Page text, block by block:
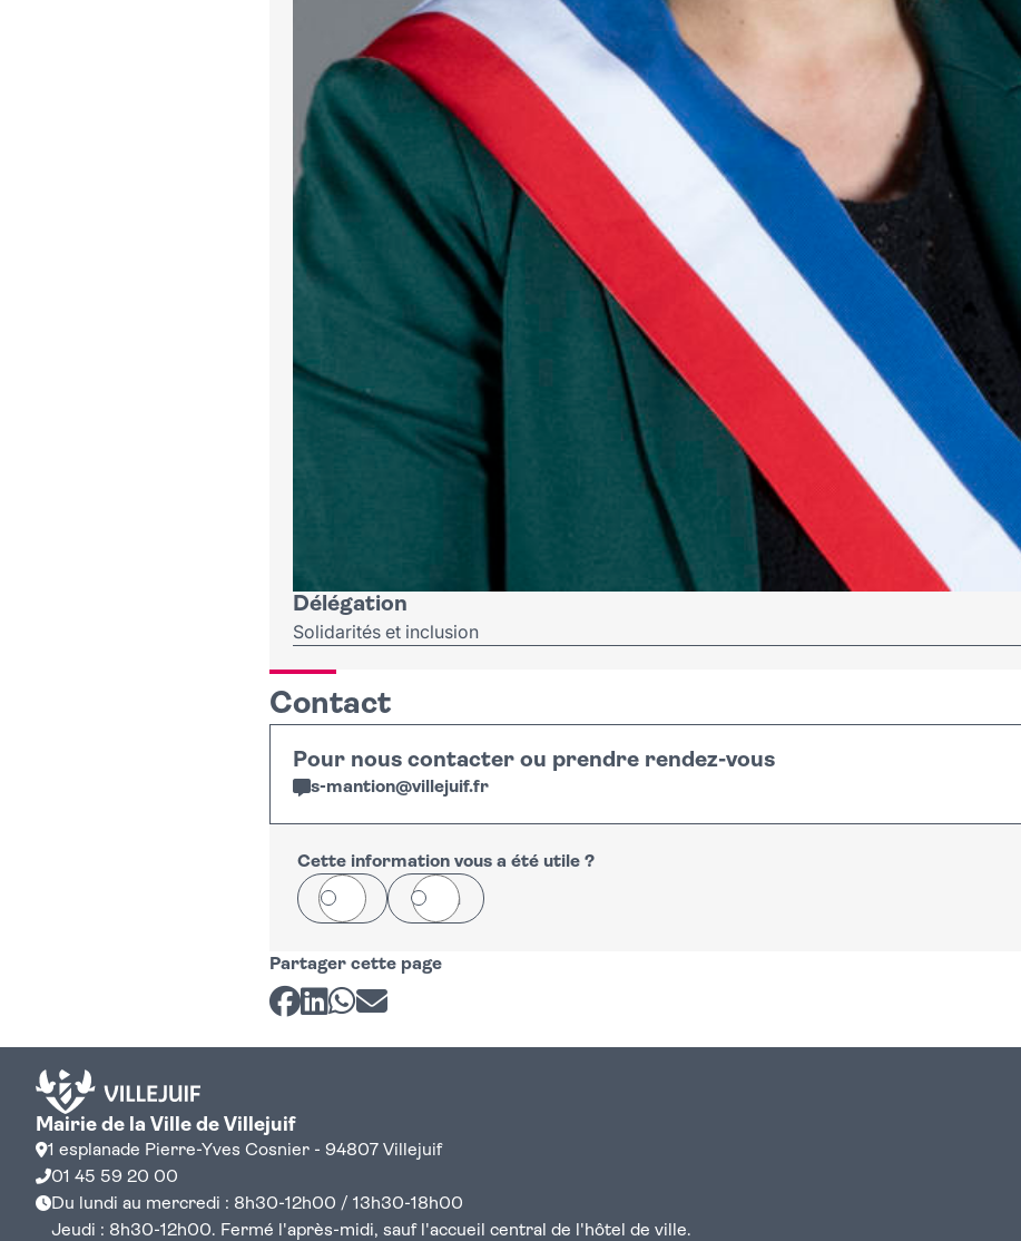
Délégation
Solidarités et inclusion
Contact
Pour nous contacter ou prendre rendez-vous
s-mantion@villejuif.fr
Cette information vous a été utile ?
Oui Non
Partager cette page
Partager sur Facebook
Partager sur LinkedIn
Partager sur Whatsapp
Partager par courriel
Mairie de la Ville de Villejuif
1 esplanade Pierre-Yves Cosnier - 94807 Villejuif
01 45 59 20 00
Du lundi au mercredi : 8h30-12h00 / 13h30-18h00
Jeudi : 8h30-12h00. Fermé l'après-midi, sauf l'accueil central de l'hôtel de ville.